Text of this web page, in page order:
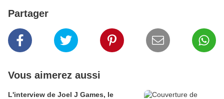
Partager
Vous aimerez aussi
L'interview de Joel J Games, le